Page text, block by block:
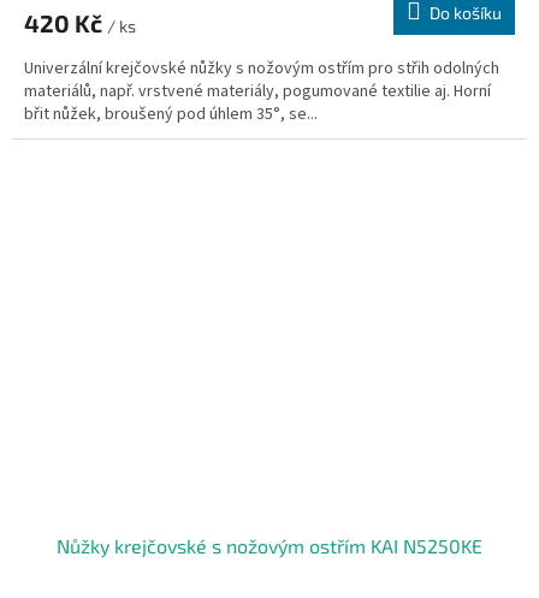
420 Kč / ks
Do košíku
Univerzální krejčovské nůžky s nožovým ostřím pro střih odolných
materiálů, např. vrstvené materiály, pogumované textilie aj. Horní
břit nůžek, broušený pod úhlem 35°, se...
Nůžky krejčovské s nožovým ostřím KAI N5250KE